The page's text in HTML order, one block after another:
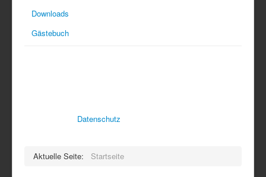
Downloads
Gästebuch
Datenschutz
Aktuelle Seite:
Startseite